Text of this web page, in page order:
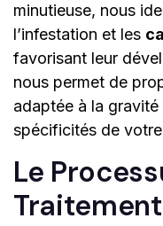
minutieuse, nous
l’infestation et les
favorisant leur
nous permet de
adaptée à la
spécificités de
Le
Traitement